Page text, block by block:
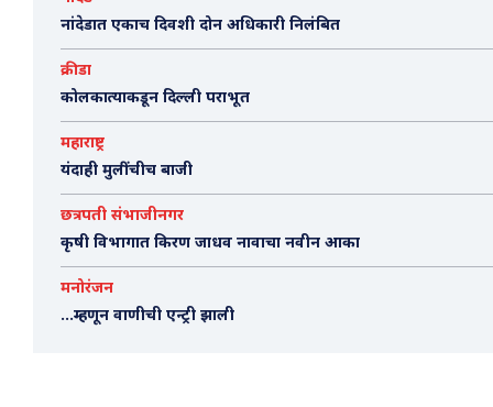
नांदेडात एकाच दिवशी दोन अधिकारी निलंबित
क्रीडा
कोलकात्याकडून दिल्ली पराभूत
महाराष्ट्र
यंदाही मुलींचीच बाजी
छत्रपती संभाजीनगर
कृषी विभागात किरण जाधव नावाचा नवीन आका
मनोरंजन
…म्हणून वाणीची एन्ट्री झाली